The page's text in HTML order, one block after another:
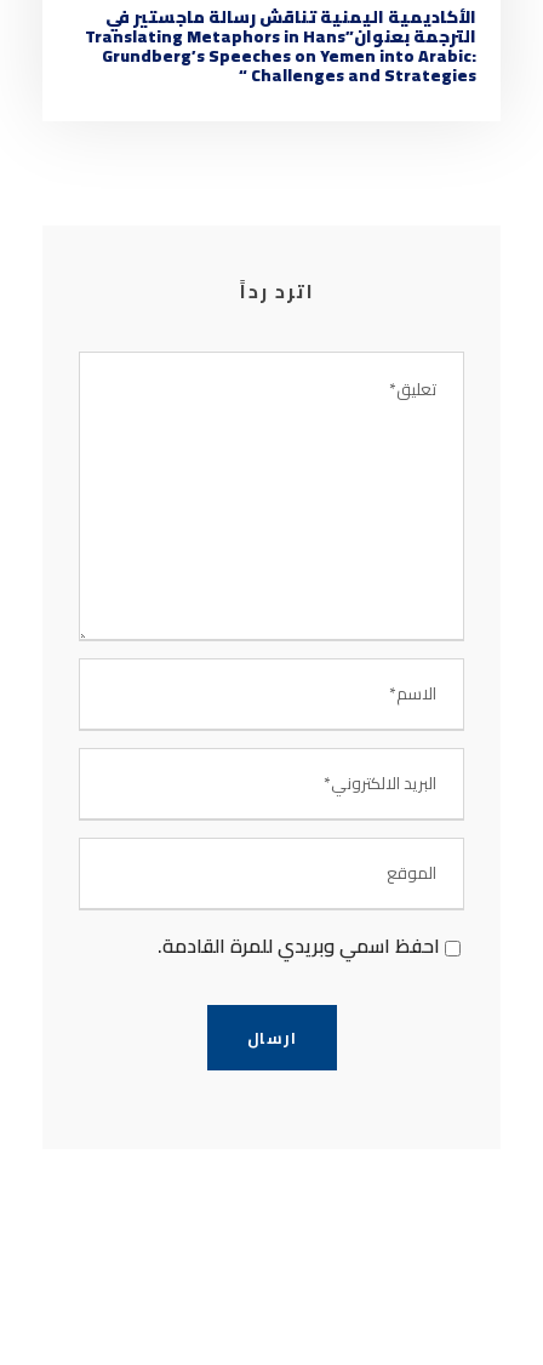
الأكاديمية اليمنية تناقش رسالة ماجستير في
الترجمة بعنوان”Translating Metaphors in Hans
Grundberg’s Speeches on Yemen into Arabic:
Challenges and Strategies “
اترد رداً
احفظ اسمي وبريدي للمرة القادمة.